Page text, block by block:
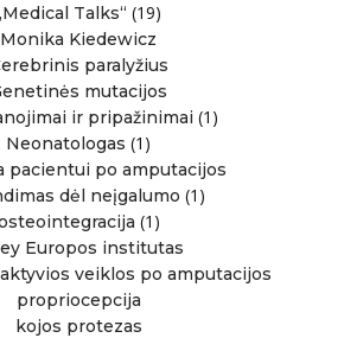
Talks“ (19)
Monika Kiedewicz
paralyžius
mutacijos
ir pripažinimai (1)
Neonatologas (1)
pacientui po amputacijos
dėl neįgalumo (1)
(1)
Europos institutas
veiklos po amputacijos
propriocepcija
kojos protezas